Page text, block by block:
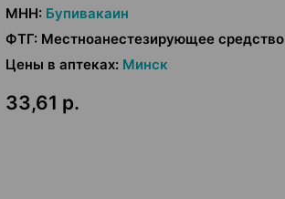
МНН: Бупивакаин
ФТГ: Местноанестезирующее средство
Цены в аптеках: Минск
33,61 р.